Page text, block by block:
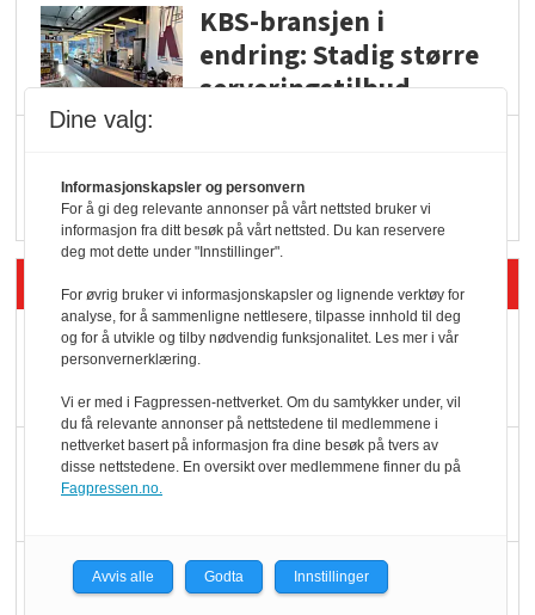
KBS-bransjen i
endring: Stadig større
serveringstilbud
i dagligvare
Siste artikler - Butikk i praksis
Rema-flaggskip
Slik opprettholdes
Færre varer, men fulle
Dine valg:
Informasjonskapsler og personvern
For å gi deg relevante annonser på vårt nettsted bruker vi
informasjon fra ditt besøk på vårt nettsted. Du kan reservere
deg mot dette under "Innstillinger".
For øvrig bruker vi informasjonskapsler og lignende verktøy for
analyse, for å sammenligne nettlesere, tilpasse innhold til deg
og for å utvikle og tilby nødvendig funksjonalitet. Les mer i vår
personvernerklæring.
Vi er med i Fagpressen-nettverket. Om du samtykker under, vil
du få relevante annonser på nettstedene til medlemmene i
nettverket basert på informasjon fra dine besøk på tvers av
disse nettstedene. En oversikt over medlemmene finner du på
Fagpressen.no.
Avvis alle Godta Innstillinger